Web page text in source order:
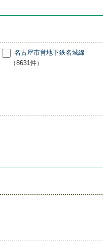
名古屋市営地下鉄名城線
（8631件）